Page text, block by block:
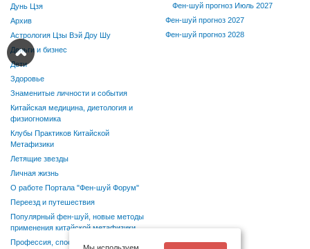
Дунь Цзя
Архив
Астрология Цзы Вэй Доу Шу
Деньги и бизнес
Дети
Здоровье
Знаменитые личности и события
Китайская медицина, диетология и
физиогномика
Клубы Практиков Китайской
Метафизики
Летящие звезды
Личная жизнь
О работе Портала "Фен-шуй Форум"
Переезд и путешествия
Популярный фен-шуй, новые методы
применения китайской метафизики
Профессия, способности, хобби
Фен-шуй прогноз Июль 2027
Фен-шуй прогноз 2027
Фен-шуй прогноз 2028